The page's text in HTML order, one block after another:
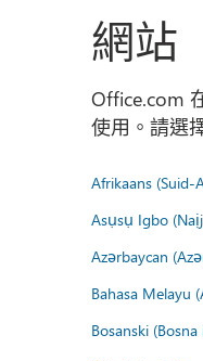
網站
Office.com
使用。請選
Afrikaans (Suid-
Asụsụ Igbo
Azərbaycan
Bahasa Melayu
Bosanski